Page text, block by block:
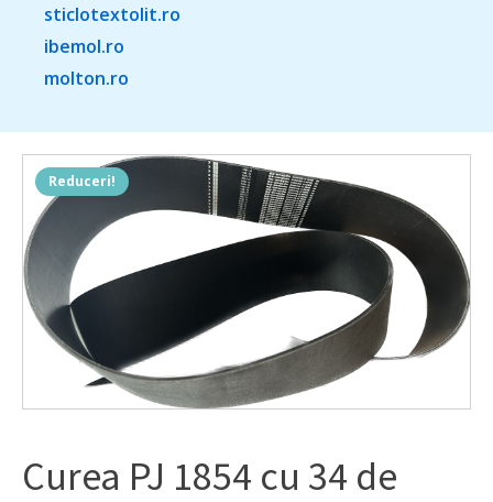
sticlotextolit.ro
ibemol.ro
molton.ro
Reduceri!
Curea PJ 1854 cu 34 de